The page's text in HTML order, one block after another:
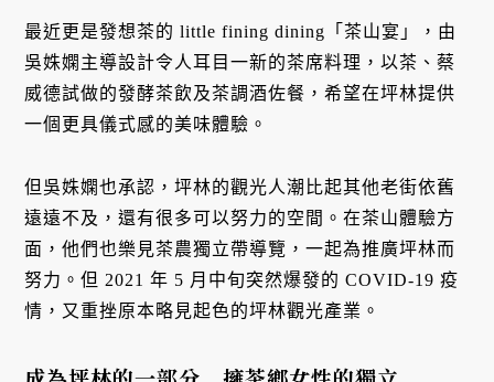
最近更是發想茶的 little fining dining「茶山宴」，由
吳姝嫻主導設計令人耳目一新的茶席料理，以茶、蔡
威德試做的發酵茶飲及茶調酒佐餐，希望在坪林提供
一個更具儀式感的美味體驗。
但吳姝嫻也承認，坪林的觀光人潮比起其他老街依舊
遠遠不及，還有很多可以努力的空間。在茶山體驗方
面，他們也樂見茶農獨立帶導覽，一起為推廣坪林而
努力。但 2021 年 5 月中旬突然爆發的 COVID-19 疫
情，又重挫原本略見起色的坪林觀光產業。